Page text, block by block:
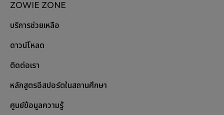
ZOWIE ZONE
บริการช่วยเหลือ
ดาวน์โหลด
ติดต่อเรา
หลักสูตรอีสปอร์ตในสถานศึกษา
ศูนย์ข้อมูลความรู้